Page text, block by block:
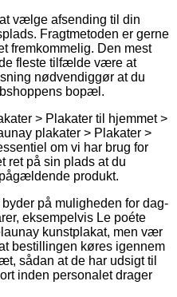
vælge afsending til din
Fragtmetoden er gerne
fremkommelig. Den mest
fleste tilfælde være at
nødvendiggør at du
bopæl.
> Plakater til hjemmet >
plakater > Plakater >
om vi har brug for
ret på sin plads at du
produkt.
på muligheden for dag-
eksempelvis Le poéte
kunstplakat, men vær
bestillingen køres igennem
sådan at de har udsigt til
inden personalet drager